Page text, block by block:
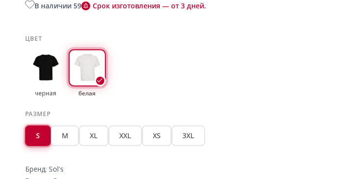
В наличии 59 Срок изготовления — от 3 дней.
ЦВЕТ
черная белая
РАЗМЕР
S M XL XXL XS 3XL
Бренд: Sol's